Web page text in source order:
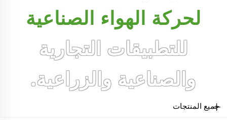
لحركة الهواء الصناعية
للتطبيقات التجارية
والصناعية والزراعية.
جميع المنتجات